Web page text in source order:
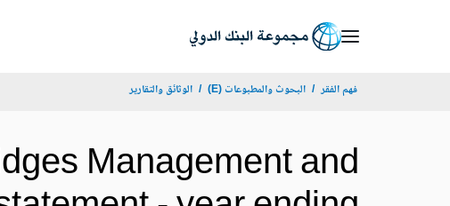
فهم الفقر البحوث والمطبوعات (E) الوثائق والتقارير
Management and